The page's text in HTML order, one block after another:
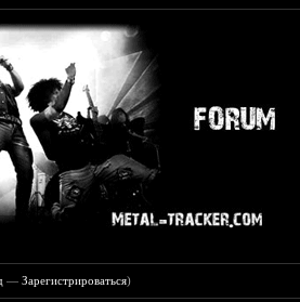
—Зарегистрироваться)